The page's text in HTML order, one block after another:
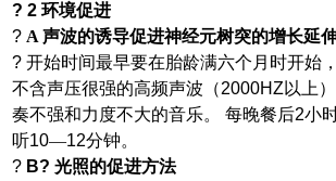
?2环境促进
? A声波的诱导促进神经元树突的增长延
?开始时间最早要在胎龄满六个月时开始
不含声压很强的高频声波（2000HZ 以上
奏不强和力度不大的音乐。
每晚餐后2小
听10—12分钟。
? B?光照的促进方法